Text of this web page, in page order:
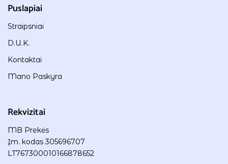
Puslapiai
Straipsniai
D.U.K.
Kontaktai
Mano Paskyra
Rekvizitai
MB Prekės
Įm. kodas 305696707
LT767300010166878652